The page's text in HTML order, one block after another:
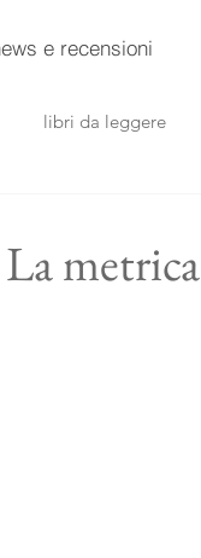
e recensioni
libri da leggere
metrica